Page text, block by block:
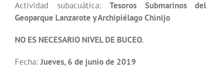
Actividad subacuática: Tesoros Submarinos del
Geoparque Lanzarote y Archipiélago Chinijo
NO ES NECESARIO NIVEL DE BUCEO.
Fecha:Jueves, 6 de junio de 2019